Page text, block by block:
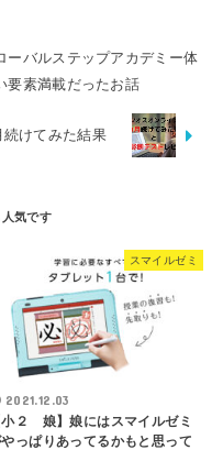
ーバルステップアカデミー体
要素満載だったお話
続けてみた結果
スマイルゼミ
2021.12.03
小２ 娘】娘にはスマイルゼミ
っぱりあってるかもと思って